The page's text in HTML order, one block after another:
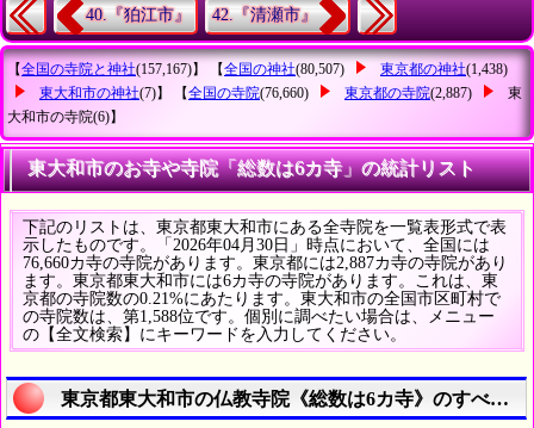
40.『狛江市』 42.『清瀬市』
【全国の寺院と神社(157,167)】 【全国の神社(80,507) 東京都の神社(1,438)
東大和市の神社(7)】 【全国の寺院(76,660) 東京都の寺院(2,887)
東
大和市の寺院(6)】
東大和市のお寺や寺院「総数は6カ寺」の統計リスト
下記のリストは、東京都東大和市にある全寺院を一覧表形式で表
示したものです。「2026年04月30日」時点において、全国には
76,660カ寺の寺院があります。東京都には2,887カ寺の寺院があり
ます。東京都東大和市には6カ寺の寺院があります。これは、東
京都の寺院数の0.21%にあたります。東大和市の全国市区町村で
の寺院数は、第1,588位です。個別に調べたい場合は、メニュー
の【全文検索】にキーワードを入力してください。
東京都東大和市の仏教寺院《総数は6カ寺》のすべてを